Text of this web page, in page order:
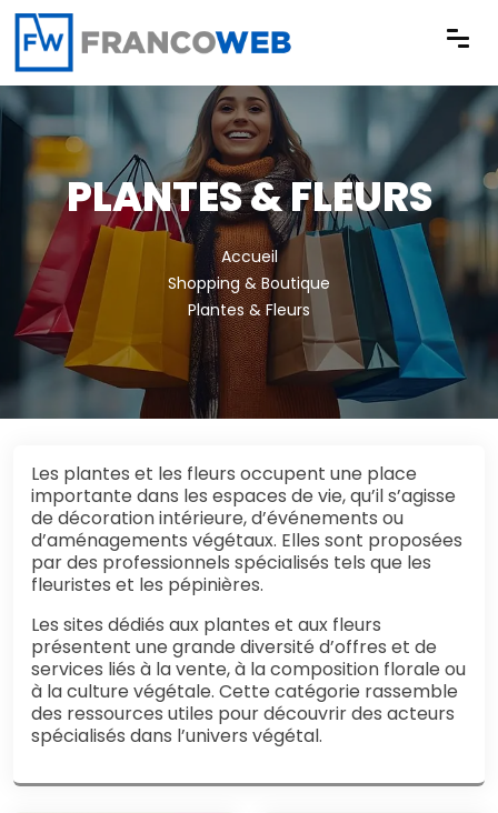
Panneau de gestion des cookies
PLANTES & FLEURS
Accueil
Shopping & Boutique
Plantes & Fleurs
Les plantes et les fleurs occupent une place
importante dans les espaces de vie, qu’il s’agisse
de décoration intérieure, d’événements ou
d’aménagements végétaux. Elles sont proposées
par des professionnels spécialisés tels que les
fleuristes et les pépinières.
Les sites dédiés aux plantes et aux fleurs
présentent une grande diversité d’offres et de
services liés à la vente, à la composition florale ou
à la culture végétale. Cette catégorie rassemble
des ressources utiles pour découvrir des acteurs
spécialisés dans l’univers végétal.